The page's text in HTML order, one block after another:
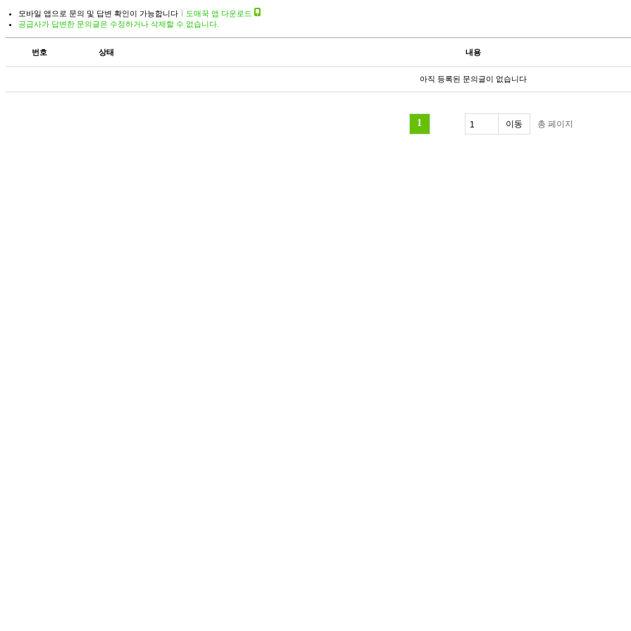
모바일 앱으로 문의 및 답변 확인이 가능합니다
도매꾹 앱 다운로드
공급사가 답변한 문의글은 수정하거나 삭제할 수 없습니다.
번호 상태 내용
아직 등록된 문의글이 없습니다
1 총 페이지